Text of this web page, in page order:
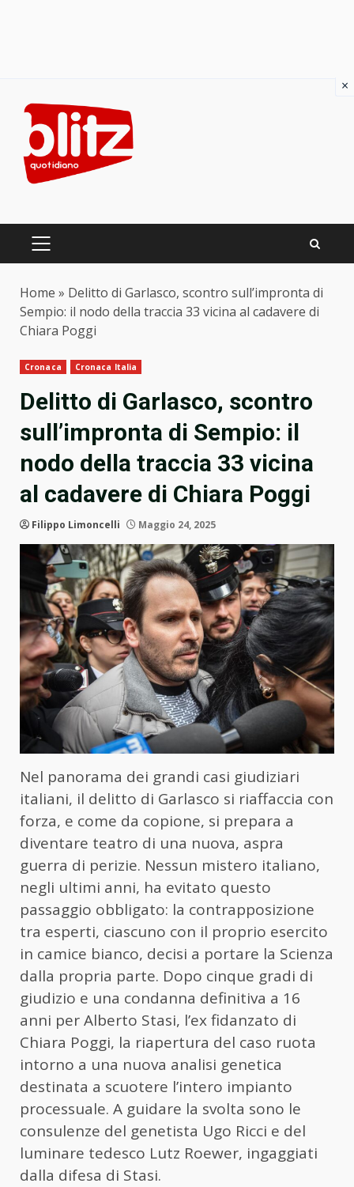
content
PRIMARY
Home » Delitto di Garlasco, scontro sull’impronta di
Sempio: il nodo della traccia 33 vicina al cadavere di
Chiara Poggi
Cronaca Cronaca Italia
Delitto di Garlasco, scontro
sull’impronta di Sempio: il
nodo della traccia 33 vicina
al cadavere di Chiara Poggi
Filippo Limoncelli Maggio 24, 2025
Nel panorama dei grandi casi giudiziari
italiani, il delitto di Garlasco si riaffaccia con
forza, e come da copione, si prepara a
diventare teatro di una nuova, aspra
guerra di perizie. Nessun mistero italiano,
negli ultimi anni, ha evitato questo
passaggio obbligato: la contrapposizione
tra esperti, ciascuno con il proprio esercito
in camice bianco, decisi a portare la Scienza
dalla propria parte. Dopo cinque gradi di
giudizio e una condanna definitiva a 16
anni per Alberto Stasi, l’ex fidanzato di
Chiara Poggi, la riapertura del caso ruota
intorno a una nuova analisi genetica
destinata a scuotere l’intero impianto
processuale. A guidare la svolta sono le
consulenze del genetista Ugo Ricci e del
luminare tedesco Lutz Roewer, ingaggiati
dalla difesa di Stasi.
×